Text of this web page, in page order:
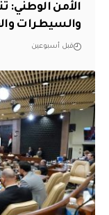
والسيطرات والقبض
قبل أسبوعين